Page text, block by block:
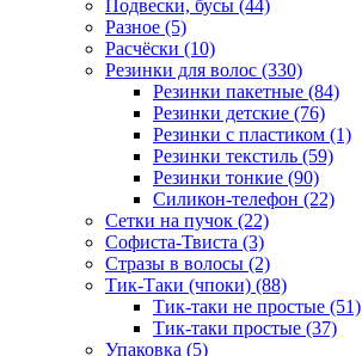
Подвески, бусы (44)
Разное (5)
Расчёски (10)
Резинки для волос (330)
Резинки пакетные (84)
Резинки детские (76)
Резинки с пластиком (1)
Резинки текстиль (59)
Резинки тонкие (90)
Силикон-телефон (22)
Сетки на пучок (22)
Софиста-Твиста (3)
Стразы в волосы (2)
Тик-Таки (чпоки) (88)
Тик-таки не простые (51)
Тик-таки простые (37)
Упаковка (5)